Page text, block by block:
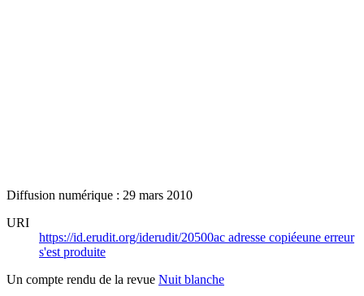
Diffusion numérique : 29 mars 2010
URI
https://id.erudit.org/iderudit/20500ac adresse copiéeune erreur
s'est produite
Un compte rendu de la revue Nuit blanche